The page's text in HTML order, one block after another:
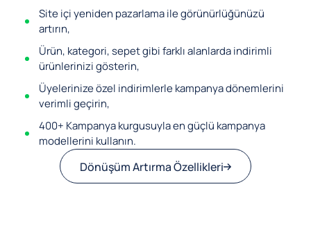
Site içi yeniden pazarlama ile görünürlüğünüzü
artırın,
Ürün, kategori, sepet gibi farklı alanlarda indirimli
ürünlerinizi gösterin,
Üyelerinize özel indirimlerle kampanya dönemlerini
verimli geçirin,
400+ Kampanya kurgusuyla en güçlü kampanya
modellerini kullanın.
Dönüşüm Artırma Özellikleri